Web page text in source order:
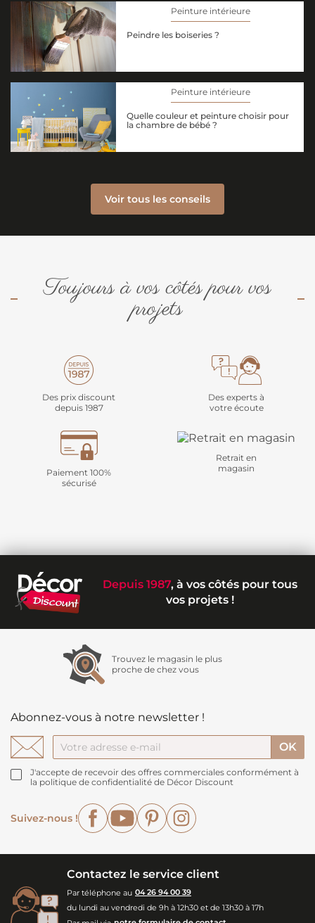
Peinture intérieure
Peindre les boiseries ?
Peinture intérieure
Quelle couleur et peinture choisir pour
la chambre de bébé ?
Voir tous les conseils
Toujours à vos côtés pour vos
projets
Des prix discount
depuis 1987
Des experts à
votre écoute
Paiement 100%
sécurisé
Retrait en
magasin
Depuis 1987, à vos côtés pour tous
vos projets !
Trouvez le magasin le plus
proche de chez vous
Abonnez-vous à notre newsletter !
J'accepte de recevoir des offres commerciales conformément à
la politique de confidentialité de Décor Discount
Suivez-nous !
FacebookYouTubePinterest
Contactez le service client
Par téléphone au 04 26 94 00 39
du lundi au vendredi de 9h à 12h30 et de 13h30 à 17h